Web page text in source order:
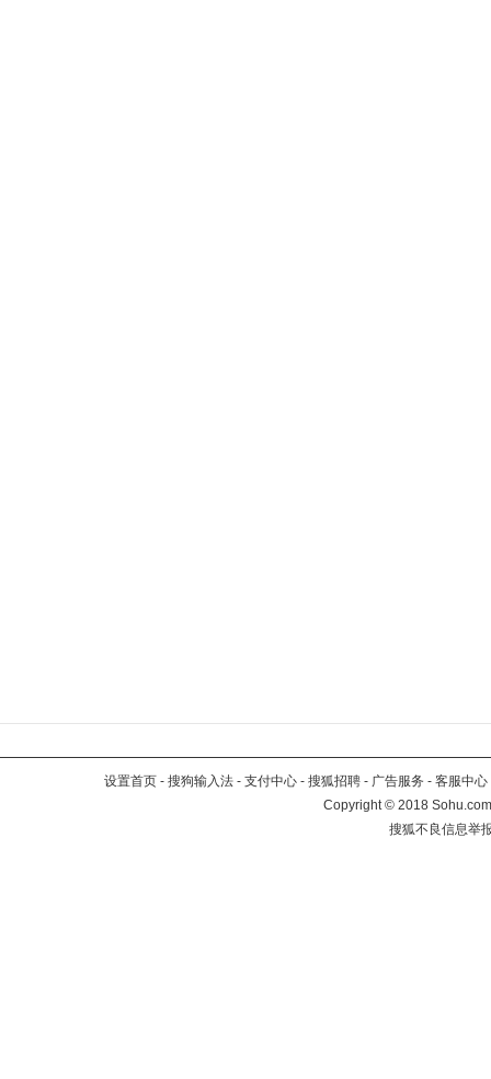
设置首页 - 搜狗输入法 - 支付中心 - 搜狐招聘 - 广告服务 - 客服中心
Copyright©2018
搜狐不良信息举